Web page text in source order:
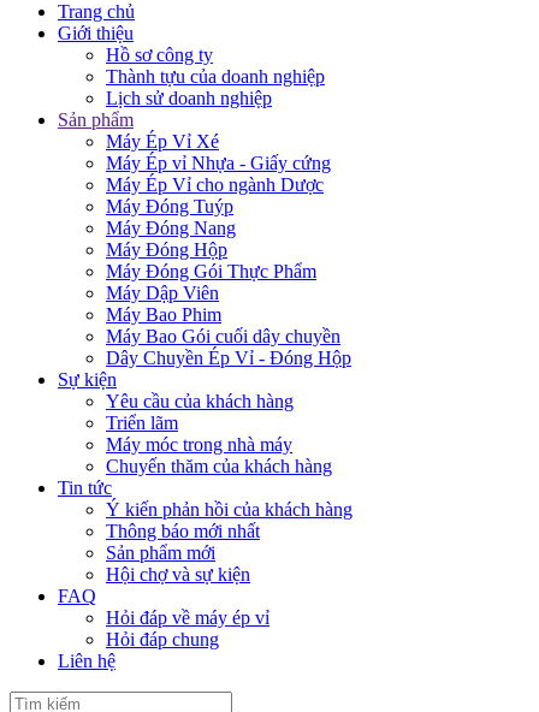
Trang chủ
Giới thiệu
Hồ sơ công ty
Thành tựu của doanh nghiệp
Lịch sử doanh nghiệp
Sản phẩm
Máy Ép Vỉ Xé
Máy Ép vỉ Nhựa - Giấy cứng
Máy Ép Vỉ cho ngành Dược
Máy Đóng Tuýp
Máy Đóng Nang
Máy Đóng Hộp
Máy Đóng Gói Thực Phẩm
Máy Dập Viên
Máy Bao Phim
Máy Bao Gói cuối dây chuyền
Dây Chuyền Ép Vỉ - Đóng Hộp
Sự kiện
Yêu cầu của khách hàng
Triển lãm
Máy móc trong nhà máy
Chuyến thăm của khách hàng
Tin tức
Ý kiến phản hồi của khách hàng
Thông báo mới nhất
Sản phẩm mới
Hội chợ và sự kiện
FAQ
Hỏi đáp về máy ép vỉ
Hỏi đáp chung
Liên hệ